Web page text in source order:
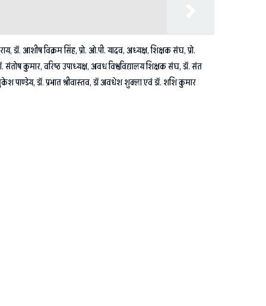
राय, डॉ. आशीष विक्रम सिंह, प्रो. ओ.पी. यादव, अध्यक्ष, शिक्षक संघ, प्रो.
संतोष कुमार, वरिष्ठ उपाध्यक्ष, अवध विश्वविद्यालय शिक्षक संघ, डॉ. संत
पाण्डेय, डॉ. प्रभात श्रीवास्तव, डॉ अवधेश शुक्ला एवं डॉ. शशि कुमार